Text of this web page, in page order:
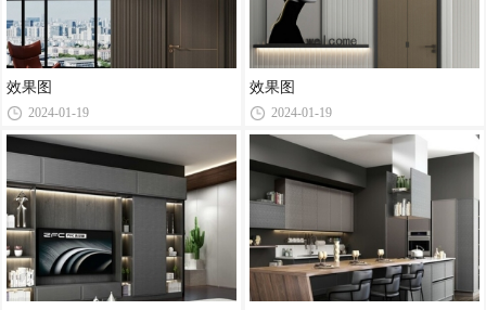
效果图
2024-01-19
效果图
2024-01-19